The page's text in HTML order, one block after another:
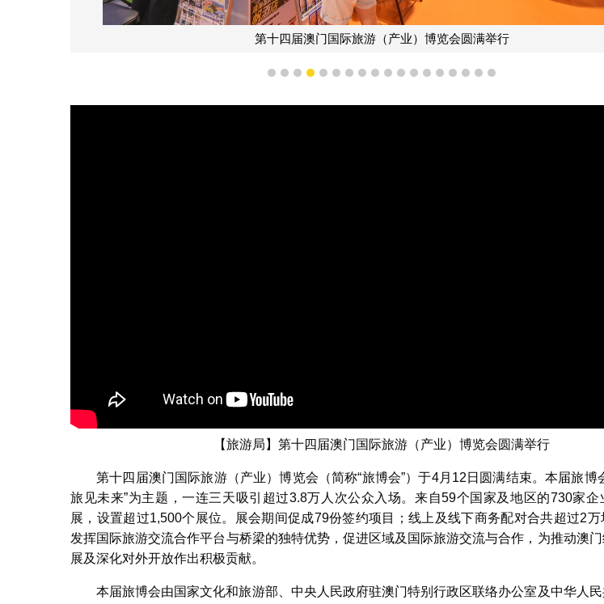
1 2 3 4 5 6 7 8 9 101112131415161718
【旅游局】第十四届澳门国际旅游（产业）博览会圆满举行
第十四届澳门国际旅游（产业）博览会（简称“旅博会”）于4月12日圆满结束。本届旅博
旅见未来”为主题，一连三天吸引超过3.8万人次公众入场。来自59个国家及地区的730家企
展，设置超过1,500个展位。展会期间促成79份签约项目；线上及线下商务配对合共超过2
发挥国际旅游交流合作平台与桥梁的独特优势，促进区域及国际旅游交流与合作，为推动澳
展及深化对外开放作出积极贡献。
本届旅博会由国家文化和旅游部、中央人民政府驻澳门特别行政区联络办公室及中华人